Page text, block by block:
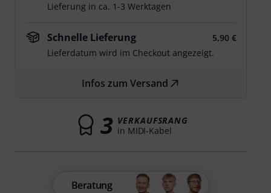
Lieferung in ca. 1-3 Werktagen
Schnelle Lieferung
5,90 €
Lieferdatum wird im Checkout angezeigt.
Infos zum Versand
3 VERKAUFSRANG
in MIDI-Kabel
Beratung